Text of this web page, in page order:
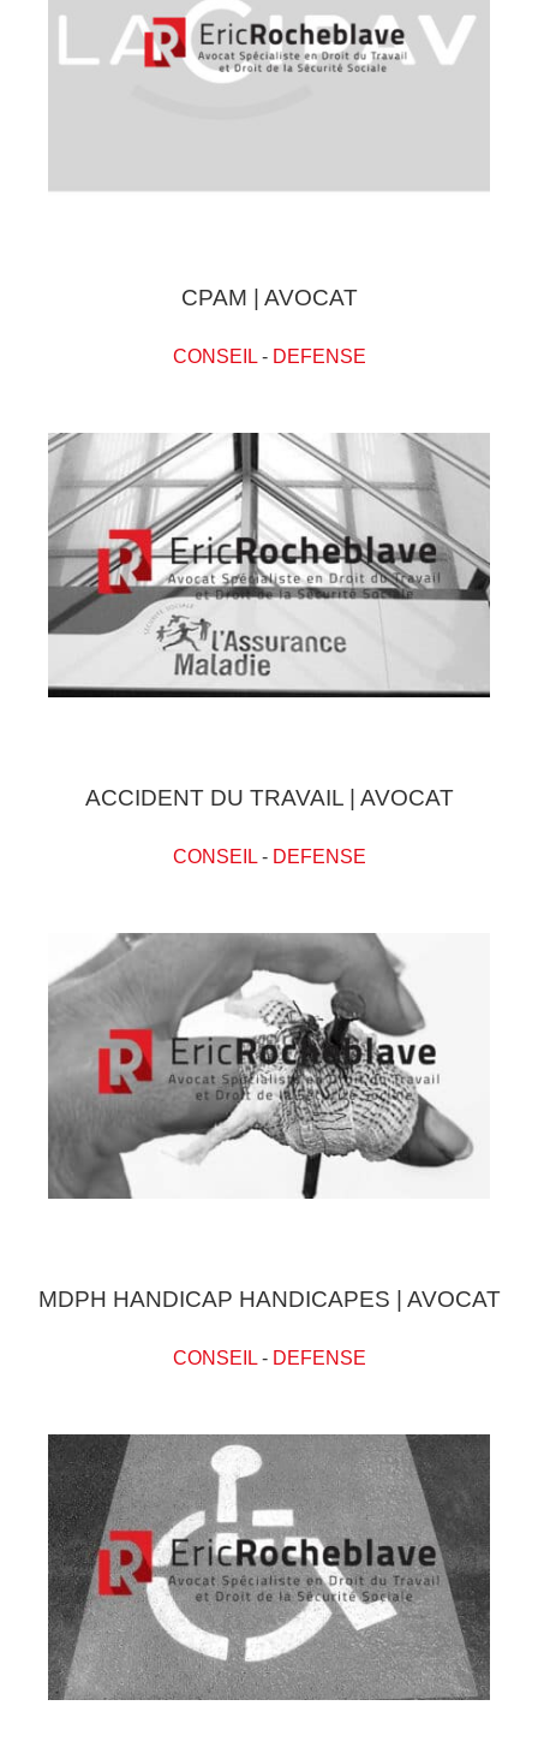
CPAM | AVOCAT
CONSEIL- DEFENSE
ACCIDENT DU TRAVAIL | AVOCAT
CONSEIL- DEFENSE
MDPH HANDICAP HANDICAPES | AVOCAT
CONSEIL- DEFENSE